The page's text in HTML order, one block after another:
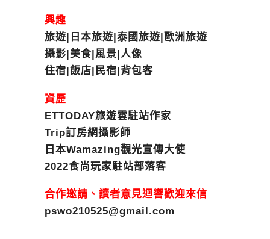
興趣
旅遊|日本旅遊|泰國旅遊|歐洲旅遊
攝影|美食|風景|人像
住宿|飯店|民宿|背包客
資歷
ETTODAY旅遊雲駐站作家
Trip訂房網攝影師
日本Wamazing觀光宣傳大使
2022食尚玩家駐站部落客
合作邀請、讀者意見迴響歡迎來信
pswo210525@gmail.com